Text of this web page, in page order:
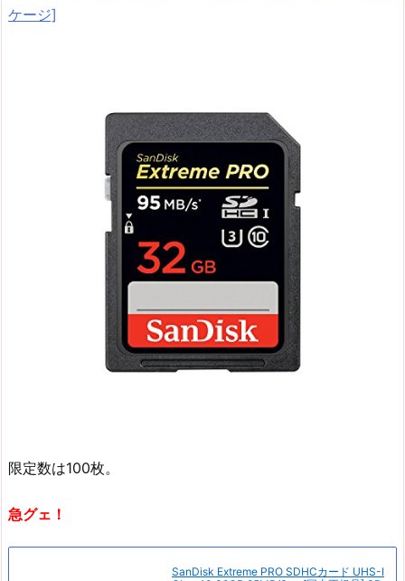
ケージ]
限定数は100枚。
急グェ！
SanDisk Extreme PRO SDHCカード UHS-I